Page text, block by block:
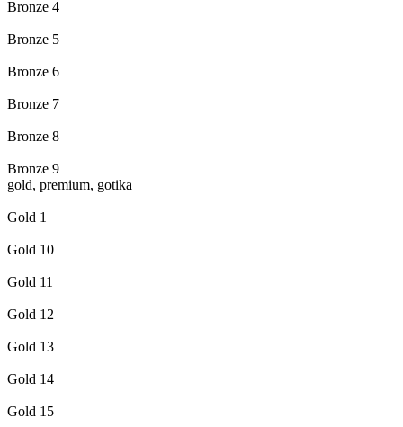
Bronze 4
Bronze 5
Bronze 6
Bronze 7
Bronze 8
Bronze 9
gold, premium, gotika
Gold 1
Gold 10
Gold 11
Gold 12
Gold 13
Gold 14
Gold 15